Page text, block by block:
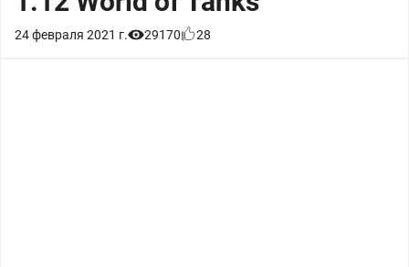
24 февраля 2021 г. 29170 28